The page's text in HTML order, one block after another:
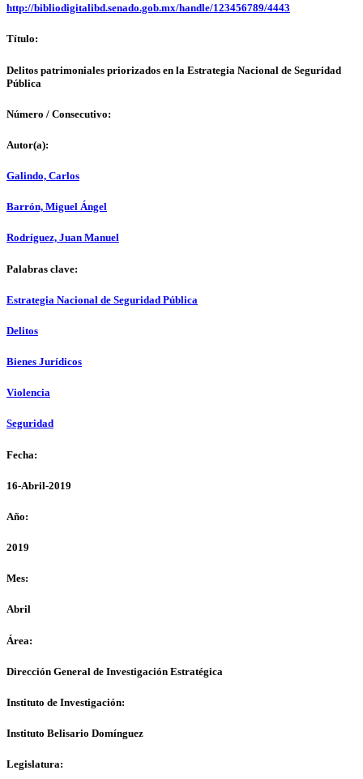
http://bibliodigitalibd.senado.gob.mx/handle/123456789/4443
Título:
Delitos patrimoniales priorizados en la Estrategia Nacional de Seguridad
Pública
Número / Consecutivo:
Autor(a):
Galindo, Carlos
Barrón, Miguel Ángel
Rodríguez, Juan Manuel
Palabras clave:
Estrategia Nacional de Seguridad Pública
Delitos
Bienes Jurídicos
Violencia
Seguridad
Fecha:
16-Abril-2019
Año:
2019
Mes:
Abril
Área:
Dirección General de Investigación Estratégica
Instituto de Investigación:
Instituto Belisario Domínguez
Legislatura: